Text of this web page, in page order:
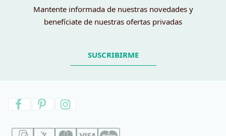
Mantente informada de nuestras novedades y
benefíciate de nuestras ofertas privadas
SUSCRIBIRME